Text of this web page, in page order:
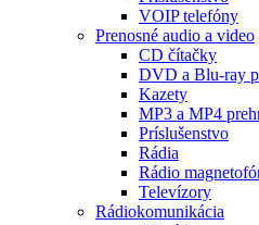
VOIP telefóny
Prenosné audio a video
CD čítačky
DVD a Blu-ray
Kazety
MP3 a MP4
Príslušenstvo
Rádia
Rádio
Televízory
Rádiokomunikácia